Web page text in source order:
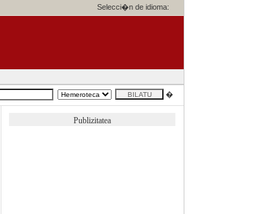
Selecci�n de idioma:
�
Publizitatea